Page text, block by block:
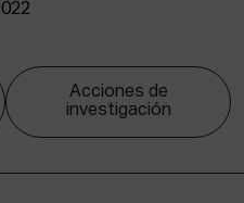
Acciones de
investigación